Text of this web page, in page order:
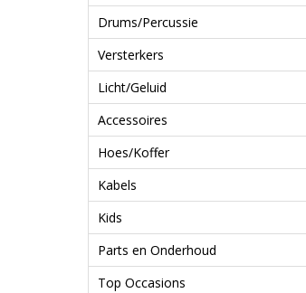
Drums/Percussie
Versterkers
Licht/Geluid
Accessoires
Hoes/Koffer
Kabels
Kids
Parts en Onderhoud
Top Occasions